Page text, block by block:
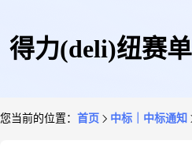
得力(deli)纽赛
您当前的位置： 首页 中标｜中标通知